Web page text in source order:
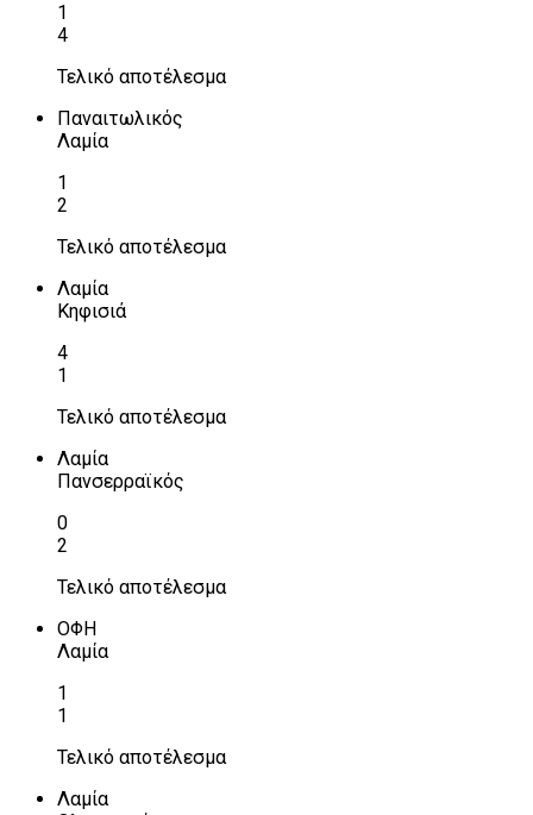
1
4
Τελικό αποτέλεσμα
Παναιτωλικός
Λαμία
1
2
Τελικό αποτέλεσμα
Λαμία
Κηφισιά
4
1
Τελικό αποτέλεσμα
Λαμία
Πανσερραϊκός
0
2
Τελικό αποτέλεσμα
ΟΦΗ
Λαμία
1
1
Τελικό αποτέλεσμα
Λαμία